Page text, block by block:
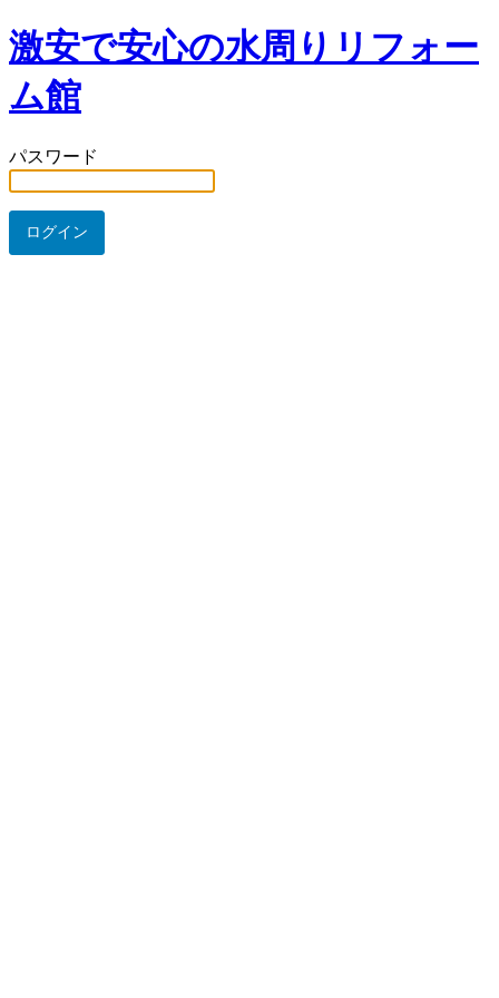
激安で安心の水周りリフォー
ム館
パスワード